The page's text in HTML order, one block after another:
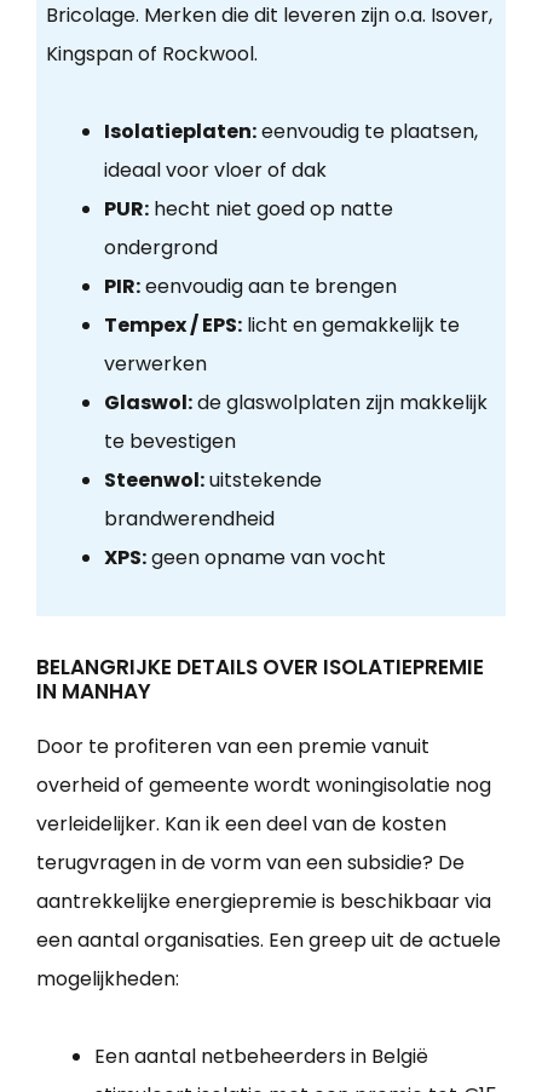
Bricolage. Merken die dit leveren zijn o.a. Isover,
Kingspan of Rockwool.
Isolatieplaten:eenvoudig te plaatsen,
ideaal voor vloer of dak
PUR:hecht niet goed op natte
ondergrond
PIR:eenvoudig aan te brengen
Tempex / EPS:licht en gemakkelijk te
verwerken
Glaswol:de glaswolplaten zijn makkelijk
te bevestigen
Steenwol:uitstekende
brandwerendheid
XPS:geen opname van vocht
BELANGRIJKE DETAILS OVER ISOLATIEPREMIE
IN MANHAY
Door te profiteren van een premie vanuit
overheid of gemeente wordt woningisolatie nog
verleidelijker. Kan ik een deel van de kosten
terugvragen in de vorm van een subsidie? De
aantrekkelijke energiepremie is beschikbaar via
een aantal organisaties. Een greep uit de actuele
mogelijkheden:
Een aantal netbeheerders in België